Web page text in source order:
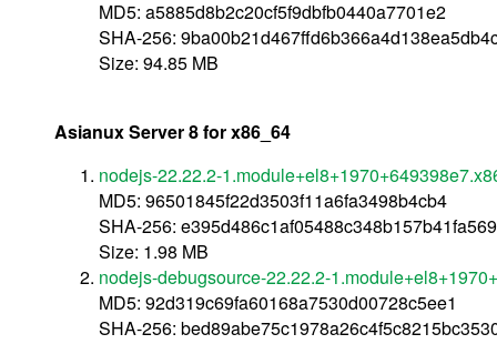
MD5: a5885d8b2c20cf5f9dbfb0440a7701e2
SHA-256:
Size: 94.85 MB
Asianux Server 8 for x86_64
nodejs-22.22.2-
MD5: 96501845f22d3503f11a6fa3498b4cb4
SHA-256:
Size: 1.98 MB
nodejs-debugsource-22.22.2-
MD5: 92d319c69fa60168a7530d00728c5ee1
SHA-256: